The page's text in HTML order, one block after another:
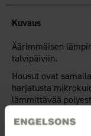
Kuvaus
Äärimmäisen
talvipäiviin.
Housut ovat
harjatusta
lämmittävää
High-Tex-kalvolla
6000g/m2/24h.